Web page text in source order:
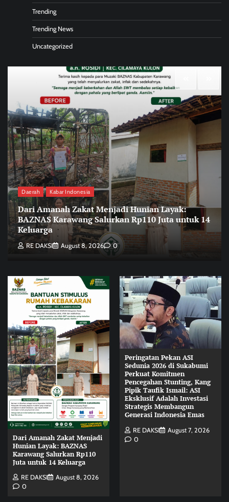
Trending
Trending News
Uncategorized
Daerah Kabar Indonesia
Dari Amanah Zakat Menjadi Hunian Layak:
BAZNAS Karawang Salurkan Rp110 Juta untuk 14
Keluarga
RE DAKSI August 8, 2026 0
Dari Amanah Zakat Menjadi
Hunian Layak: BAZNAS
Karawang Salurkan Rp110
Juta untuk 14 Keluarga
RE DAKSI
August 8, 2026
0
Peringatan Pekan ASI
Sedunia 2026 di Sukabumi
Perkuat Komitmen
Pencegahan Stunting, Kang
Pipik Taufik Ismail: ASI
Eksklusif Adalah Investasi
Strategis Membangun
Generasi Indonesia Emas
RE DAKSI
August 7, 2026
0